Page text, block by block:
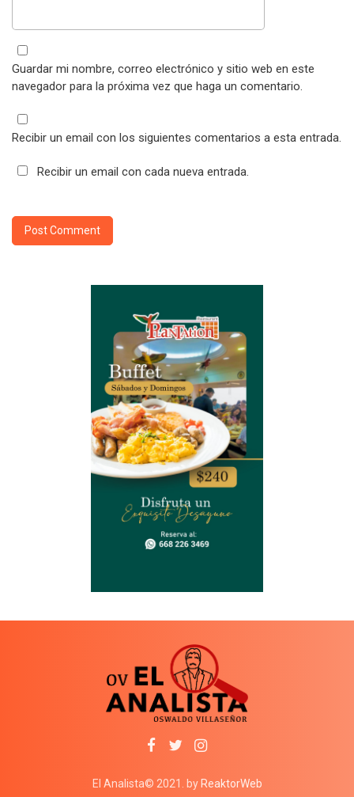
Guardar mi nombre, correo electrónico y sitio web en este
navegador para la próxima vez que haga un comentario.
Recibir un email con los siguientes comentarios a esta entrada.
Recibir un email con cada nueva entrada.
El Analista© 2021. by ReaktorWeb